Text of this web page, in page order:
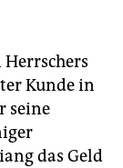
Kunde in
seine
das Geld